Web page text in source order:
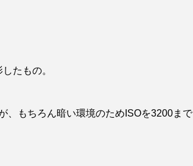
たもの。
、もちろん暗い環境のためISOを3200まで